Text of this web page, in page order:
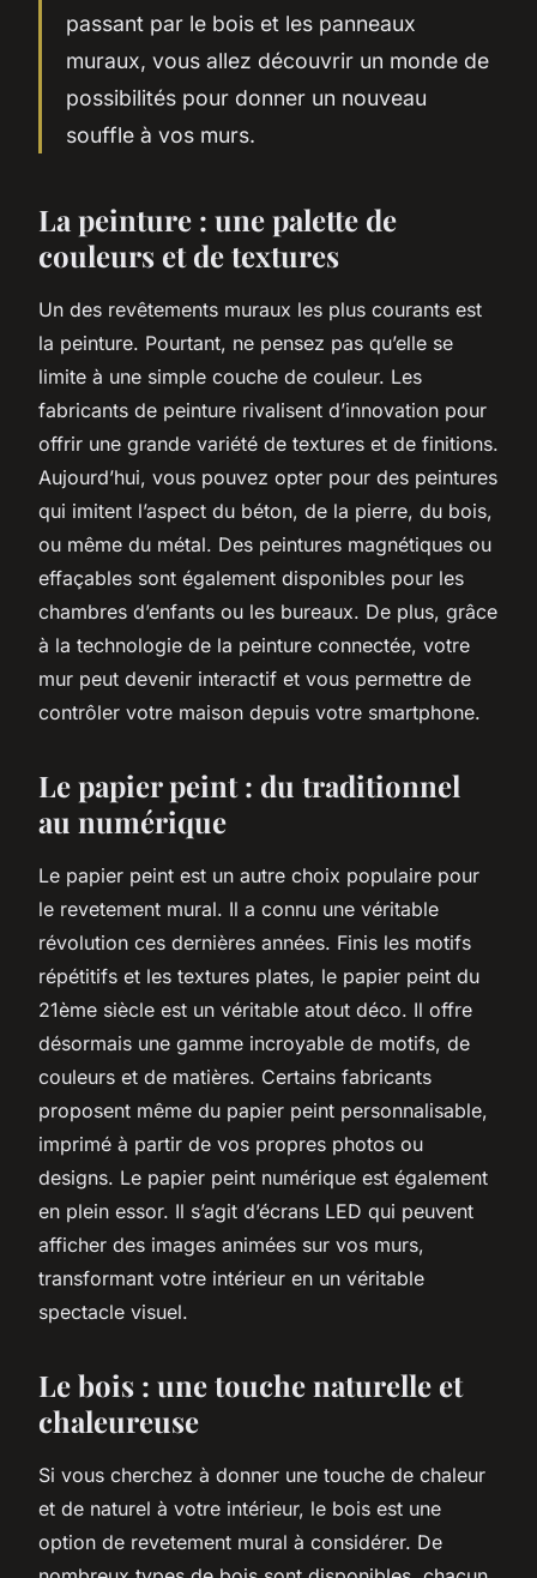
passant par le bois et les panneaux
muraux, vous allez découvrir un monde de
possibilités pour donner un nouveau
souffle à vos murs.
La peinture : une palette de
couleurs et de textures
Un des revêtements muraux les plus courants est
la peinture. Pourtant, ne pensez pas qu’elle se
limite à une simple couche de couleur. Les
fabricants de peinture rivalisent d’innovation pour
offrir une grande variété de textures et de finitions.
Aujourd’hui, vous pouvez opter pour des peintures
qui imitent l’aspect du béton, de la pierre, du bois,
ou même du métal. Des peintures magnétiques ou
effaçables sont également disponibles pour les
chambres d’enfants ou les bureaux. De plus, grâce
à la technologie de la peinture connectée, votre
mur peut devenir interactif et vous permettre de
contrôler votre maison depuis votre smartphone.
Le papier peint : du traditionnel
au numérique
Le papier peint est un autre choix populaire pour
le revetement mural. Il a connu une véritable
révolution ces dernières années. Finis les motifs
répétitifs et les textures plates, le papier peint du
21ème siècle est un véritable atout déco. Il offre
désormais une gamme incroyable de motifs, de
couleurs et de matières. Certains fabricants
proposent même du papier peint personnalisable,
imprimé à partir de vos propres photos ou
designs. Le papier peint numérique est également
en plein essor. Il s’agit d’écrans LED qui peuvent
afficher des images animées sur vos murs,
transformant votre intérieur en un véritable
spectacle visuel.
Le bois : une touche naturelle et
chaleureuse
Si vous cherchez à donner une touche de chaleur
et de naturel à votre intérieur, le bois est une
option de revetement mural à considérer. De